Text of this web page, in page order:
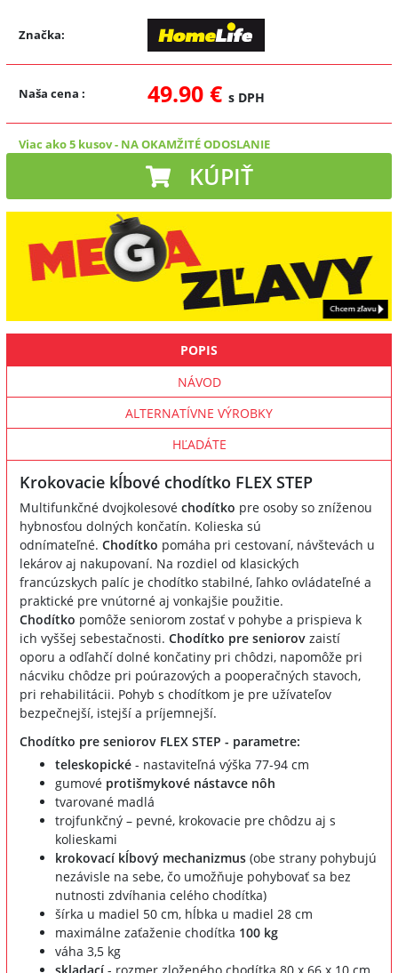
Značka:
Naša cena : 49.90 € s DPH
Viac ako 5 kusov- NA OKAMŽITÉ ODOSLANIE
KÚPIŤ
POPIS
NÁVOD
ALTERNATÍVNE VÝROBKY
HĽADÁTE
Krokovacie kĺbové chodítko FLEX STEP
Multifunkčné dvojkolesové chodítko pre osoby so zníženou
hybnosťou dolných končatín. Kolieska sú
odnímateľné. Chodítko pomáha pri cestovaní, návštevách u
lekárov aj nakupovaní. Na rozdiel od klasických
francúzskych palíc je chodítko stabilné, ľahko ovládateľné a
praktické pre vnútorné aj vonkajšie použitie.
Chodítko pomôže seniorom zostať v pohybe a prispieva k
ich vyššej sebestačnosti. Chodítko pre seniorov zaistí
oporu a odľahčí dolné končatiny pri chôdzi, napomôže pri
nácviku chôdze pri poúrazových a pooperačných stavoch,
pri rehabilitácii. Pohyb s chodítkom je pre užívateľov
bezpečnejší, istejší a príjemnejší.
Chodítko pre seniorov FLEX STEP - parametre:
teleskopické - nastaviteľná výška 77-94 cm
gumové protišmykové nástavce nôh
tvarované madlá
trojfunkčný – pevné, krokovacie pre chôdzu aj s
kolieskami
krokovací kĺbový mechanizmus (obe strany pohybujú
nezávisle na sebe, čo umožňuje pohybovať sa bez
nutnosti zdvíhania celého chodítka)
šírka u madiel 50 cm, hĺbka u madiel 28 cm
maximálne zaťaženie chodítka 100 kg
váha 3,5 kg
skladací- rozmer zloženého chodítka 80 x 66 x 10 cm